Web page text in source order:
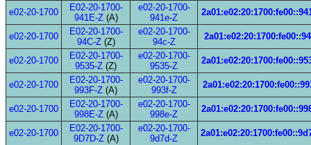
e02-20-1700
E02-20-1700-
941E-Z(A)
e02-20-1700-
941e-Z
e02-20-1700
E02-20-1700-
94C-Z(Z)
e02-20-1700-
94c-Z
e02-20-1700
E02-20-1700-
9535-Z (Z)
e02-20-1700-
9535-Z
e02-20-1700
E02-20-1700-
993F-Z (A)
e02-20-1700-
993f-Z
e02-20-1700
E02-20-1700-
998E-Z(A)
e02-20-1700-
998e-Z
e02-20-1700
E02-20-1700-
9D7D-Z(A)
e02-20-1700-
9d7d-Z